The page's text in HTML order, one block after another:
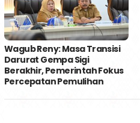
Wagub Reny: Masa Transisi
Darurat Gempa Sigi
Berakhir, Pemerintah Fokus
Percepatan Pemulihan